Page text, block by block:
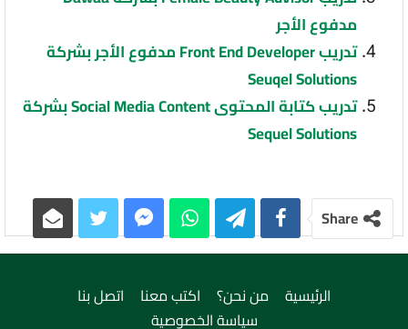
مدفوع الأجر
تدريب Front End Developer مدفوع الأجر بشركة
Seuqel Solutions
تدريب كتابة المحتوى Social Media Content بشركة
Sequel Solutions
Share
الرئيسية من نحن؟ اكتب معنا
اتصل بنا
سياسة الخصوصية